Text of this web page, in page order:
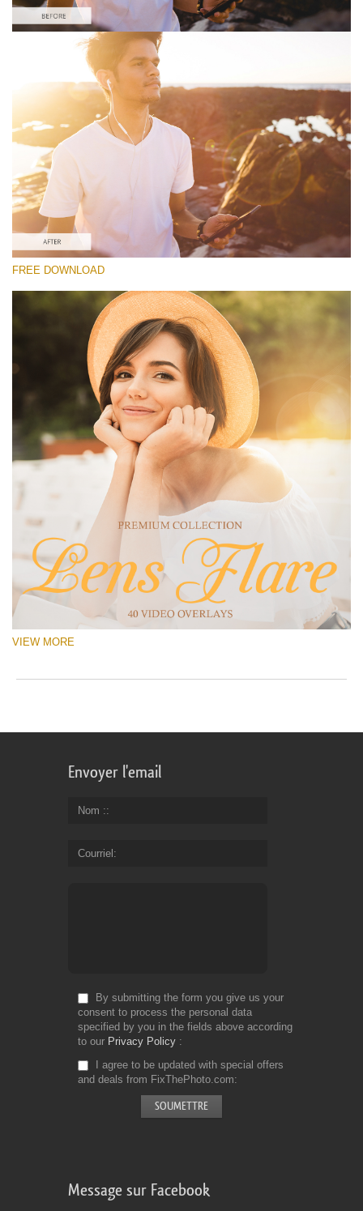
Veuillez sélectionner
Free Lens Flare Overlay #4
Lens Flare
Téléchargement Gratuit
FREE DOWNLOAD
VIEW MORE
Envoyer l'email
Nom :
Courriel
By submitting the form you give us your
consent to process the personal data
specified by you in the fields above according
to our Privacy Policy
I agree to be updated with special offers
and deals from FixThePhoto.com
Message sur Facebook